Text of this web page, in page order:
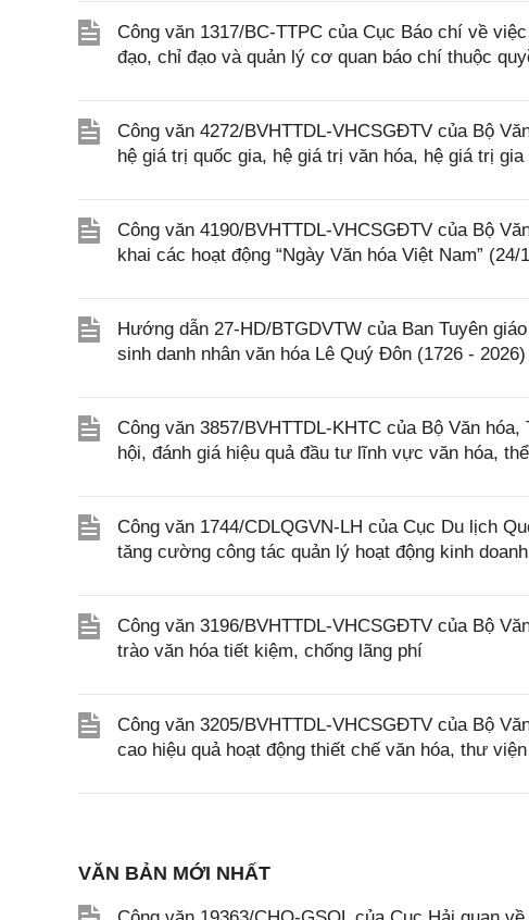
Công văn 1317/BC-TTPC của Cục Báo chí về
đạo, chỉ đạo và quản lý cơ quan báo chí thuộc
Công văn 4272/BVHTTDL-VHCSGĐTV của Bộ
hệ giá trị quốc gia, hệ giá trị văn hóa, hệ giá trị
Công văn 4190/BVHTTDL-VHCSGĐTV của Bộ
khai các hoạt động “Ngày Văn hóa Việt Nam” (24/
Hướng dẫn 27-HD/BTGDVTW của Ban Tuyên
sinh danh nhân văn hóa Lê Quý Đôn (1726 - 2026)
Công văn 3857/BVHTTDL-KHTC của Bộ Văn
hội, đánh giá hiệu quả đầu tư lĩnh vực văn hóa,
Công văn 1744/CDLQGVN-LH của Cục Du lịch
tăng cường công tác quản lý hoạt động kinh
Công văn 3196/BVHTTDL-VHCSGĐTV của Bộ
trào văn hóa tiết kiệm, chống lãng phí
Công văn 3205/BVHTTDL-VHCSGĐTV của Bộ
cao hiệu quả hoạt động thiết chế văn hóa, thư
VĂN BẢN MỚI NHẤT